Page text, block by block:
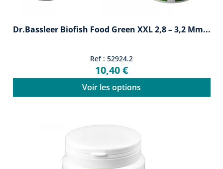
Dr.Bassleer Biofish Food Green XXL 2,8 – 3,2 Mm...
Ref : 52924.2
10,40 €
Voir les options